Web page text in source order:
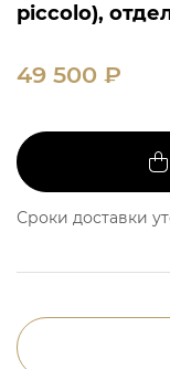
piccolo),
49 500 ₽
Сроки доставки